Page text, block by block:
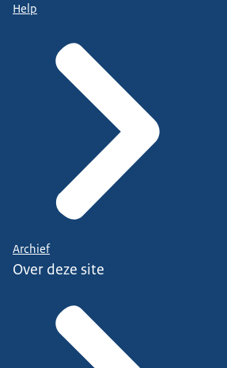
Help
Archief
Over deze site